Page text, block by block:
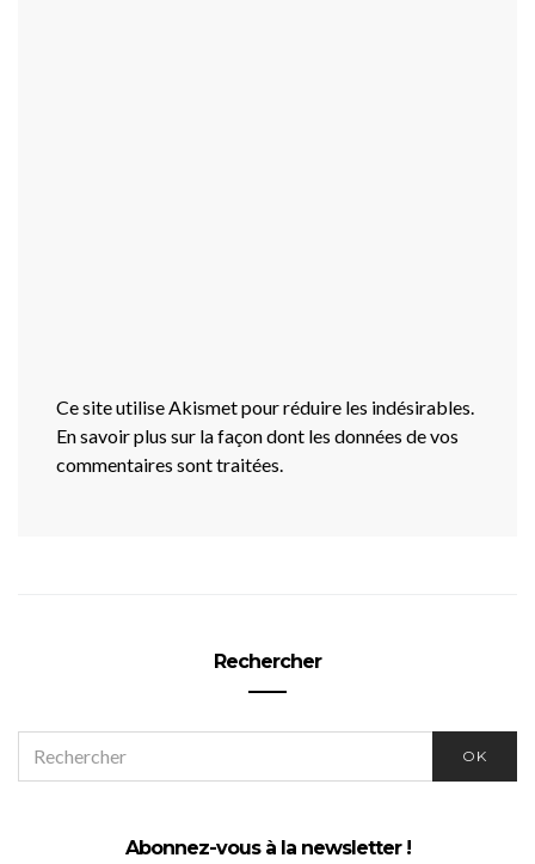
Ce site utilise Akismet pour réduire les indésirables.
En savoir plus sur la façon dont les données de vos
commentaires sont traitées
Rechercher
FOR:
OK
Abonnez-vous à la newsletter !